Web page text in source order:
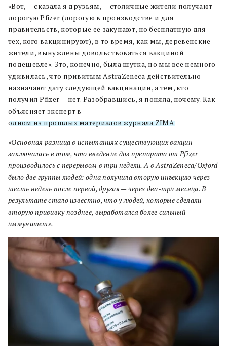
«Вот, — сказала я друзьям, — столичные жители получают
дорогую Pfizer (дорогую в производстве и для
правительств, которые ее закупают, но бесплатную для
тех, кого вакцинируют), в то время, как мы, деревенские
жители, вынуждены довольствоваться вакциной
подешевле». Это, конечно, была шутка, но мы все немного
удивилась, что привитым AstraZeneca действительно
назначают дату следующей вакцинации, а тем, кто
получил Pfizer — нет. Разобравшись, я поняла, почему. Как
объясняет эксперт в
одном из прошлых материалов журнала ZIMA:
«Основная разница в испытаниях существующих вакцин
заключалась в том, что введение доз препарата от Pfizer
производилось с перерывом в три недели. А в AstrаZeneca/Oxford
было две группы людей: одна получила вторую инъекцию через
шесть недель после первой, другая — через два-три месяца. В
результате стало известно, что у людей, которые сделали
вторую прививку позднее, выработался более сильный
иммунитет».